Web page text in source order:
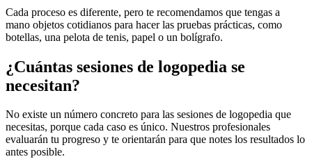
Cada proceso es diferente, pero te recomendamos que tengas a
mano objetos cotidianos para hacer las pruebas prácticas, como
botellas, una pelota de tenis, papel o un bolígrafo.
¿Cuántas sesiones de logopedia se
necesitan?
No existe un número concreto para las sesiones de logopedia que
necesitas, porque cada caso es único. Nuestros profesionales
evaluarán tu progreso y te orientarán para que notes los resultados lo
antes posible.